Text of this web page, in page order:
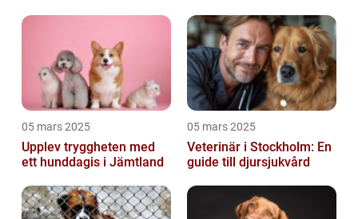
05 mars 2025
Upplev tryggheten med
ett hunddagis i Jämtland
05 mars 2025
Veterinär i Stockholm: En
guide till djursjukvård